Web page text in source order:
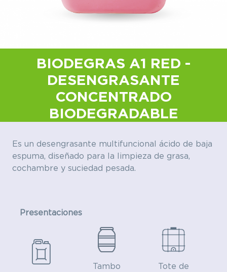
BIODEGRAS A1 RED -
DESENGRASANTE
CONCENTRADO
BIODEGRADABLE
Es un desengrasante multifuncional ácido de baja
espuma, diseñado para la limpieza de grasa,
cochambre y suciedad pesada.
Presentaciones
Tambo
Tote de